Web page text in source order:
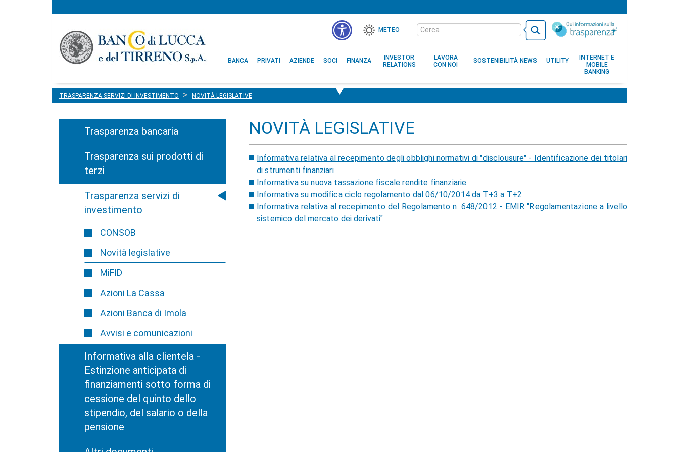
METEO
Cerca
nel
sito
principale
BANCA PRIVATI AZIENDE SOCI FINANZA
INVESTOR
RELATIONS
LAVORA
CON NOI
SOSTENIBILITÀ NEWS UTILITY
INTERNET E
MOBILE
BANKING
TRASPARENZA SERVIZI DI INVESTIMENTO NOVITÀ LEGISLATIVE
Trasparenza bancaria
Trasparenza sui prodotti di
terzi
Trasparenza servizi di
investimento
CONSOB
Novità legislative
MiFID
Azioni La Cassa
Azioni Banca di Imola
Avvisi e comunicazioni
Informativa alla clientela -
Estinzione anticipata di
finanziamenti sotto forma di
cessione del quinto dello
stipendio, del salario o della
pensione
NOVITÀ LEGISLATIVE
Informativa relativa al recepimento degli obblighi normativi di "disclousure" - Identificazione dei titolari
di strumenti finanziari
Informativa su nuova tassazione fiscale rendite finanziarie
Informativa su modifica ciclo regolamento dal 06/10/2014 da T+3 a T+2
Informativa relativa al recepimento del Regolamento n. 648/2012 - EMIR "Regolamentazione a livello
sistemico del mercato dei derivati"